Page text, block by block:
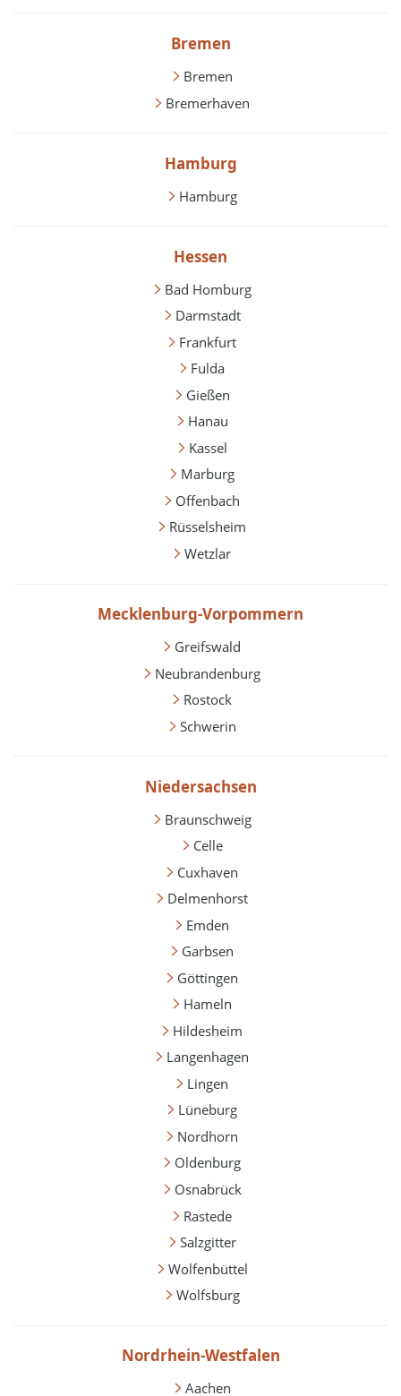
Bremen
Bremen
Bremerhaven
Hamburg
Hamburg
Hessen
Bad Homburg
Darmstadt
Frankfurt
Fulda
Gießen
Hanau
Kassel
Marburg
Offenbach
Rüsselsheim
Wetzlar
Mecklenburg-Vorpommern
Greifswald
Neubrandenburg
Rostock
Schwerin
Niedersachsen
Braunschweig
Celle
Cuxhaven
Delmenhorst
Emden
Garbsen
Göttingen
Hameln
Hildesheim
Langenhagen
Lingen
Lüneburg
Nordhorn
Oldenburg
Osnabrück
Rastede
Salzgitter
Wolfenbüttel
Wolfsburg
Nordrhein-Westfalen
Aachen